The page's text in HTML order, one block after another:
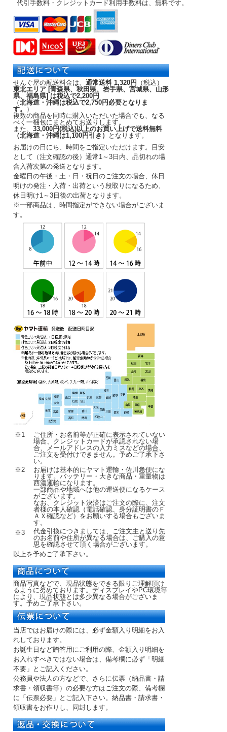
代引手数料・クレジットカード利用手数料は、無料です。
せんぐ屋の配送料金は、 通常送料 1,320円 （税込）
東北エリア [青森県、秋田県、岩手県、宮城県、山形
県、福島県] は税込で2,200円
（北海道・沖縄は税込で2,750円必要となりま
す。
）
複数の商品を同時に購入いただいた場合でも、なる
べく一梱包にまとめてお送りします。
また、 33,000円(税込)以上のお買い上げで送料無料
（北海道・沖縄は1,100円引き）
となります。
お届けの日にち、時間をご指定いただけます。 目安
として（注文確認の後） 通常1～3日内 、品切れの場
合入荷次第の発送となります。
金曜日の午後・土・日・祝日のご注文の場合、休日
明けの発注・入荷・出荷という段取りになるため、
休日明け1～3日後の出荷となります。
※一部商品は、時間指定ができない場合がございま
す。
※1
ご住所・お名前等が正確に表示されていない
場合、クレジットカードが承認されない場
合、メールアドレスの入力ミスなどの場合、
ご注文を受付けできません。予めご了承下さ
い。
※2
お届けは基本的にヤマト運輸・佐川急便にな
ります。バッテリー・大きな商品・重量物は
西濃運輸になります。
一部商品や地域へは他の運送便になるケース
がございます。
なお、クレジット決済はご注文の際に、注文
者様の本人確認（電話確認、身分証明書のＦ
ＡＸ確認など）をお願いする場合もございま
す。
※3
代金引換につきましては、ご注文主と送り先
のお名前や住所が異なる場合は、ご購入の意
思を確認させて頂く場合がございます。
以上を予めご了承下さい。
商品写真などで、現品状態をできる限りご理解頂け
るように努めております。ディスプレイやPC環境等
により、現品状態とは多少異なる場合がございま
す。予めご了承下さい。
当店ではお届けの際には、必ず金額入り明細をお入
れしております。
お誕生日など贈答用にご利用の際、金額入り明細を
お入れすべきではない場合は、備考欄に必ず「明細
不要」とご記入ください。
公務員や法人の方などで、さらに伝票（納品書・請
求書・領収書等）の必要な方はご注文の際、備考欄
に「伝票必要」とご記入下さい。納品書・請求書・
領収書をお作りし、同封します。